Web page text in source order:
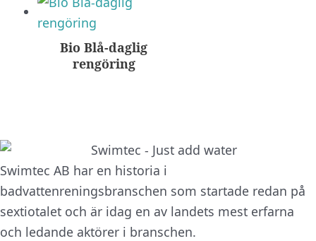
Bio Blå-daglig
rengöring
Swimtec AB har en historia i
badvattenreningsbranschen som startade redan på
sextiotalet och är idag en av landets mest erfarna
och ledande aktörer i branschen.